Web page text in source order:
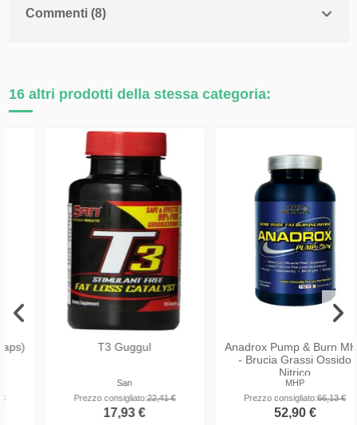
Commenti (8)
16 altri prodotti della stessa categoria:
Anadrox Pump & Burn MHP
Prezzo consigliato:66,13 €
52,90 €
Thermo Speed Extreme 2.0
Prezzo consigliato:28,18 €
22,54 €